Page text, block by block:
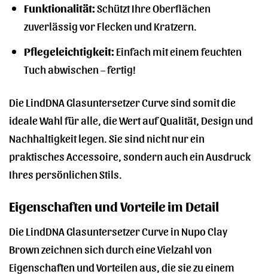
Funktionalität:Schützt Ihre Oberflächen
zuverlässig vor Flecken und Kratzern.
Pflegeleichtigkeit:Einfach mit einem feuchten
Tuch abwischen – fertig!
Die LindDNA Glasuntersetzer Curve sind somit die
ideale Wahl für alle, die Wert auf Qualität, Design und
Nachhaltigkeit legen. Sie sind nicht nur ein
praktisches Accessoire, sondern auch ein Ausdruck
Ihres persönlichen Stils.
Eigenschaften und Vorteile im Detail
Die LindDNA Glasuntersetzer Curve in Nupo Clay
Brown zeichnen sich durch eine Vielzahl von
Eigenschaften und Vorteilen aus, die sie zu einem